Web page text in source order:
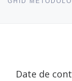
Date de